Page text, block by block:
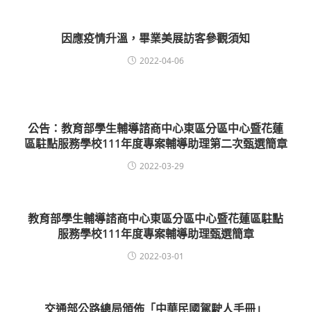
因應疫情升溫，畢業美展訪客參觀須知
2022-04-06
公告：教育部學生輔導諮商中心東區分區中心暨花蓮
區駐點服務學校111年度專案輔導助理第二次甄選簡章
2022-03-29
教育部學生輔導諮商中心東區分區中心暨花蓮區駐點
服務學校111年度專案輔導助理甄選簡章
2022-03-01
交通部公路總局頒佈「中華民國駕駛人手冊」